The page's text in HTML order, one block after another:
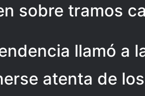
sobre tramos
llamó a
atenta de